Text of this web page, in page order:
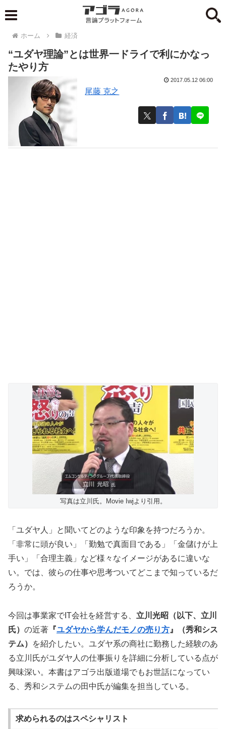
ホーム 経済
“ユダヤ理論”とは世界一ドライで利にかなっ
たやり方
尾藤 克之
2017.05.12 06:00
写真は立川氏。Movie Iwjより引用。
「ユダヤ人」と聞いてどのような印象を持つだろうか。
「非常に頭が良い」「勤勉で真面目である」「金儲けが上
手い」「合理主義」など様々なイメージがあるに違いな
い。では、彼らの仕事や思考ついてどこまで知っているだ
ろうか。
今回は事業家でIT会社を経営する、 立川光昭（以下、立川
氏） の近著 『ユダヤから学んだモノの売り方 』（秀和シス
テム）
を紹介したい。ユダヤ系の商社に勤務した経験のあ
る立川氏がユダヤ人の仕事振りを詳細に分析している点が
興味深い。本書はアゴラ出版道場でもお世話になってい
る、秀和システムの田中氏が編集を担当している。
求められるのはスペシャリスト